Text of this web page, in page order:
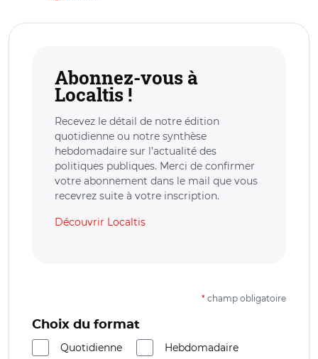
Abonnez-vous à
Localtis !
Recevez le détail de notre édition
quotidienne ou notre synthèse
hebdomadaire sur l’actualité des
politiques publiques. Merci de confirmer
votre abonnement dans le mail que vous
recevrez suite à votre inscription.
Découvrir Localtis
* champ obligatoire
Choix du format
Quotidienne
Hebdomadaire